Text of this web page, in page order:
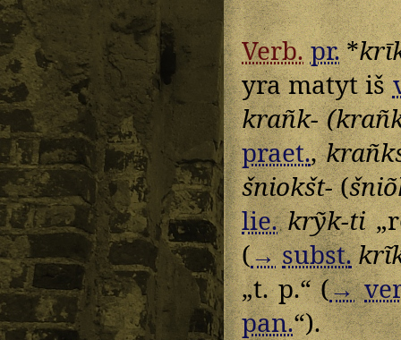
Verb. pr.*
yra matyt iš
krañk-
praet.,
šniokšt-(
lie. krỹk-ti
(→subst.
„t. p.“ (→
pan.“).